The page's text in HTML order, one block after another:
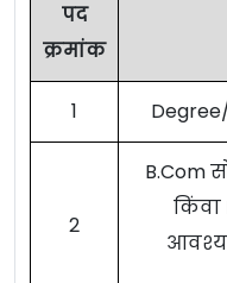
पद
क्रमांक
1
2
B.Com
किंवा